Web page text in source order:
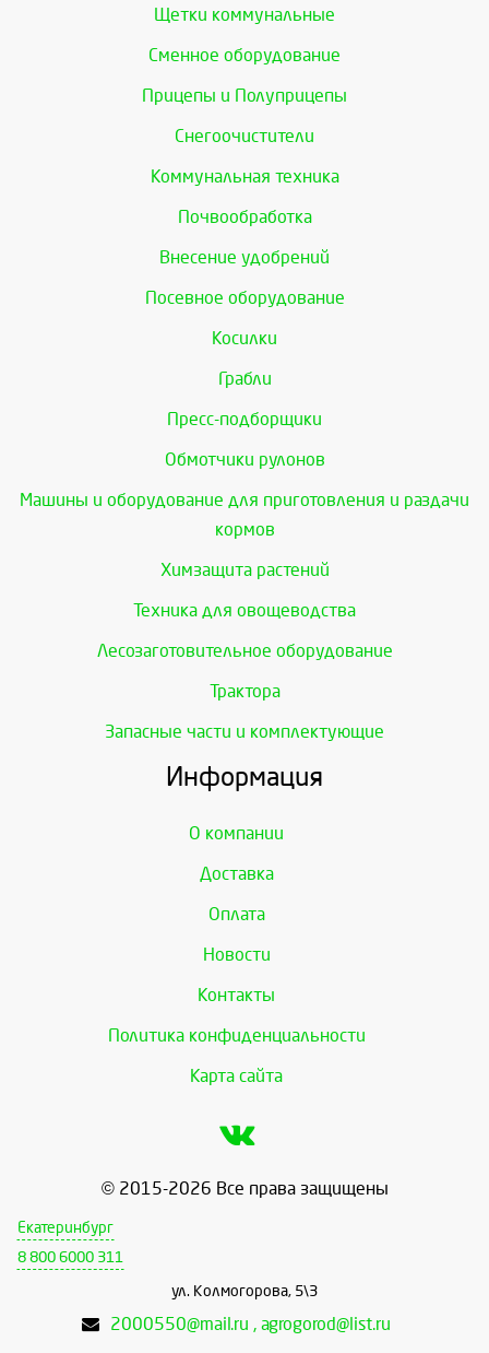
Щетки коммунальные
Сменное оборудование
Прицепы и Полуприцепы
Снегоочистители
Коммунальная техника
Почвообработка
Внесение удобрений
Посевное оборудование
Косилки
Грабли
Пресс-подборщики
Обмотчики рулонов
Машины и оборудование для приготовления и раздачи
кормов
Химзащита растений
Техника для овощеводства
Лесозаготовительное оборудование
Трактора
Запасные части и комплектующие
Информация
О компании
Доставка
Оплата
Новости
Контакты
Политика конфиденциальности
Карта сайта
© 2015-2026 Все права защищены
Екатеринбург
8 800 6000 311
ул. Колмогорова, 5\3
2000550@mail.ru , agrogorod@list.ru